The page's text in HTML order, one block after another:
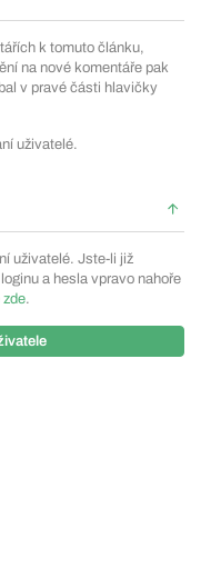
k tomuto článku,
na nové komentáře pak
v pravé části hlavičky
uživatelé.
uživatelé. Jste-li již
a hesla vpravo nahoře
zde.